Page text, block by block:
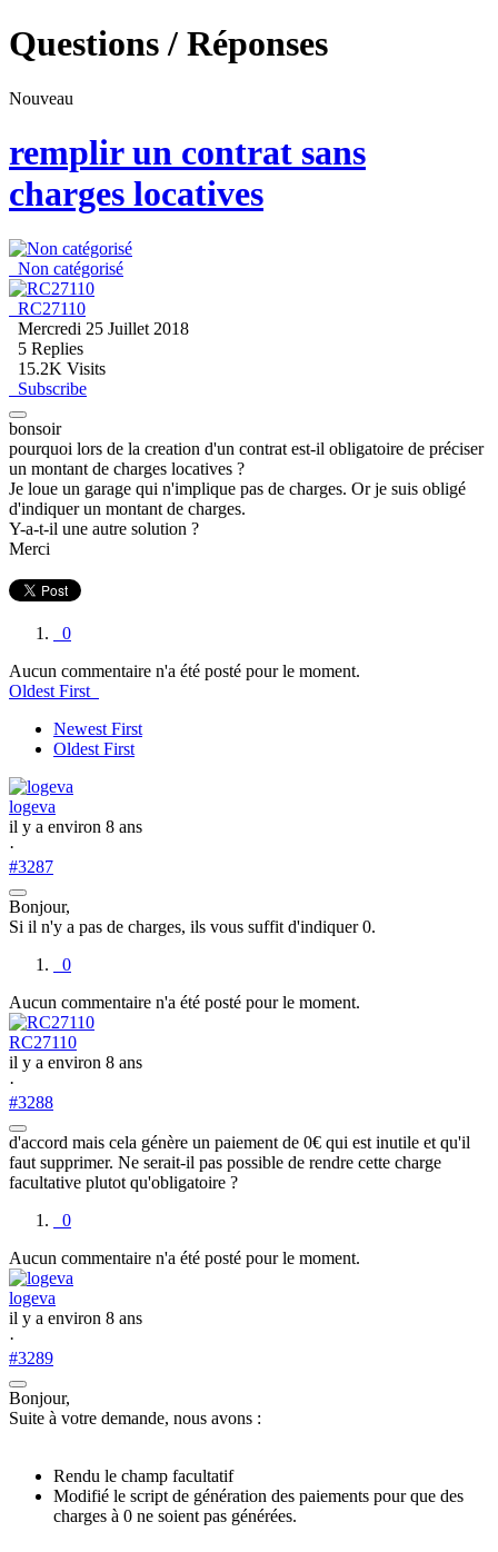
Questions / Réponses
Nouveau
remplir un contrat sans
charges locatives
Non catégorisé
RC27110
Mercredi 25 Juillet 2018
5 Replies
15.2K Visits
Subscribe
bonsoir
pourquoi lors de la creation d'un contrat est-il obligatoire de préciser
un montant de charges locatives ?
Je loue un garage qui n'implique pas de charges. Or je suis obligé
d'indiquer un montant de charges.
Y-a-t-il une autre solution ?
Merci
0
Aucun commentaire n'a été posté pour le moment.
Oldest First
Newest First
Oldest First
logeva
il y a environ 8 ans
·
#3287
Bonjour,
Si il n'y a pas de charges, ils vous suffit d'indiquer 0.
0
Aucun commentaire n'a été posté pour le moment.
RC27110
il y a environ 8 ans
·
#3288
d'accord mais cela génère un paiement de 0€ qui est inutile et qu'il
faut supprimer. Ne serait-il pas possible de rendre cette charge
facultative plutot qu'obligatoire ?
0
Aucun commentaire n'a été posté pour le moment.
logeva
il y a environ 8 ans
·
#3289
Bonjour,
Suite à votre demande, nous avons :
Rendu le champ facultatif
Modifié le script de génération des paiements pour que des
charges à 0 ne soient pas générées.